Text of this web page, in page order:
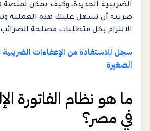
ضريبة أن تسهل عليك هذه العملية
الالتزام بكل متطلبات مصلحة
سجل للاستفادة من الإعفاءات
الصغيرة
ما هو نظام الفاتورة
في مصر؟